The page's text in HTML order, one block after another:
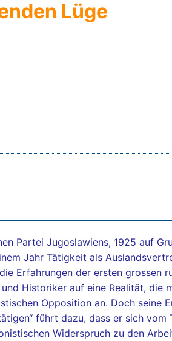
Lüge
Partei Jugoslawiens, 1925 auf
Jahr Tätigkeit als
Erfahrungen der ersten grossen
Historiker auf eine Realität, die
Opposition an. Doch seine
führt dazu, dass er sich
Widerspruch zu den